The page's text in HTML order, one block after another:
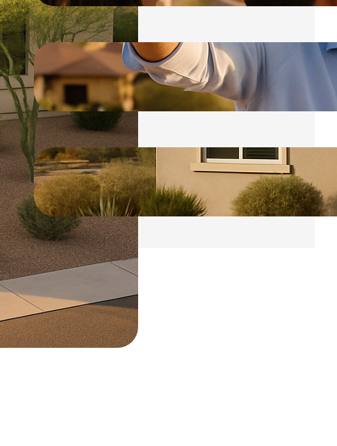
Käuferberatung & Standortanalyse:
Fountain Hills Guide
05.01.2026
Infrastruktur Fountain Hills: Ihr
Fountain Hills Guide
05.01.2026